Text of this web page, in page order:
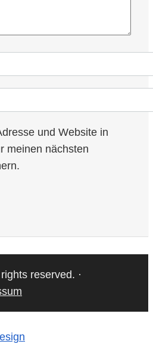
und Website in
meinen nächsten
reserved. ·